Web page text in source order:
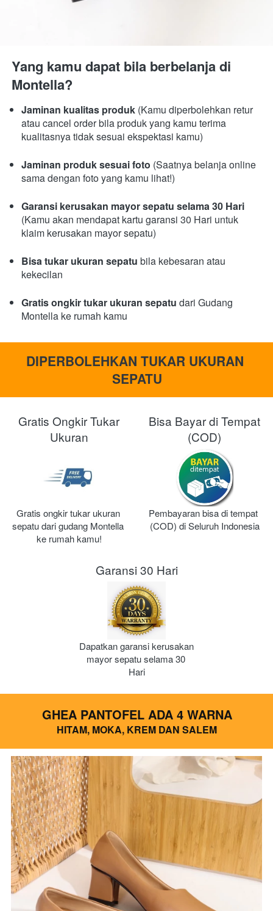
Yang kamu dapat bila berbelanja di
Montella?
Jaminan kualitas produk (Kamu diperbolehkan retur
atau cancel order bila produk yang kamu terima
kualitasnya tidak sesuai ekspektasi kamu)
Jaminan produk sesuai foto (Saatnya belanja online
sama dengan foto yang kamu lihat!)
(Kamu akan mendapat kartu garansi 30 Hari untuk
klaim kerusakan mayor sepatu)
Bisa tukar ukuran sepatu bila kebesaran atau
kekecilan
Gratis ongkir tukar ukuran sepatu dari Gudang
Montella ke rumah kamu
DIPERBOLEHKAN TUKAR UKURAN
SEPATU
Gratis Ongkir Tukar
Ukuran
Gratis ongkir tukar ukuran
sepatu dari gudang Montella
ke rumah kamu!
Bisa Bayar di Tempat
(COD)
Pembayaran bisa di tempat
(COD) di Seluruh Indonesia
Garansi 30 Hari
Dapatkan garansi kerusakan
mayor sepatu selama 30
Hari
GHEA PANTOFEL ADA 4 WARNA
HITAM, MOKA, KREM DAN SALEM